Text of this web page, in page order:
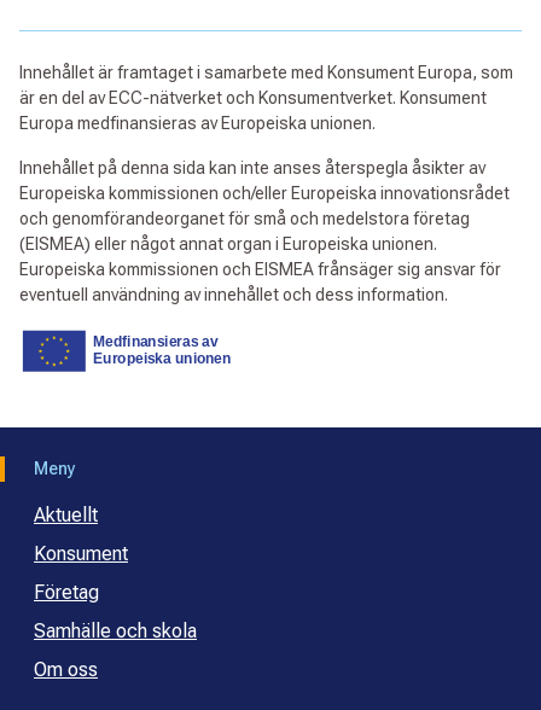
Innehållet är framtaget i samarbete med Konsument Europa, som
är en del av ECC-nätverket och Konsumentverket. Konsument
Europa medfinansieras av Europeiska unionen.
Innehållet på denna sida kan inte anses återspegla åsikter av
Europeiska kommissionen och/eller Europeiska innovationsrådet
och genomförandeorganet för små och medelstora företag
(EISMEA) eller något annat organ i Europeiska unionen.
Europeiska kommissionen och EISMEA frånsäger sig ansvar för
eventuell användning av innehållet och dess information.
Meny
Aktuellt
Konsument
Företag
Samhälle och skola
Om oss